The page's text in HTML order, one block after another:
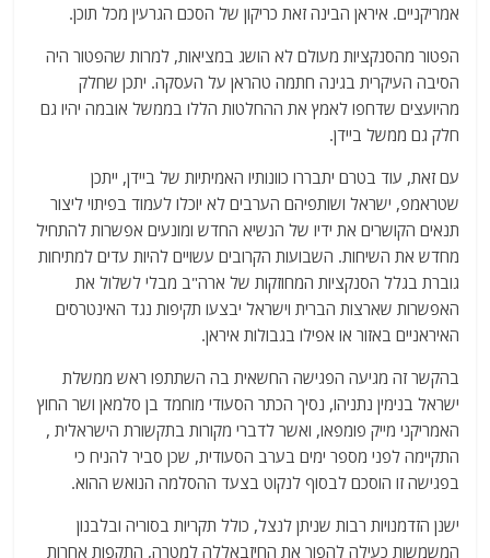
אמריקניים. איראן הבינה זאת כריקון של הסכם הגרעין מכל תוכן.
הפטור מהסנקציות מעולם לא הושג במציאות, למרות שהפטור היה
הסיבה העיקרית בגינה חתמה טהראן על העסקה. יתכן שחלק
מהיועצים שדחפו לאמץ את ההחלטות הללו בממשל אובמה יהיו גם
חלק גם ממשל ביידן.
עם זאת, עוד בטרם יתבררו כוונותיו האמיתיות של ביידן, ייתכן
שטראמפ, ישראל ושותפיהם הערבים לא יוכלו לעמוד בפיתוי ליצור
תנאים הקושרים את ידיו של הנשיא החדש ומונעים אפשרות להתחיל
מחדש את השיחות. השבועות הקרובים עשויים להיות עדים למתיחות
גוברת בגלל הסנקציות המחוזקות של ארה"ב מבלי לשלול את
האפשרות שארצות הברית וישראל יבצעו תקיפות נגד האינטרסים
האיראניים באזור או אפילו בגבולות איראן.
בהקשר זה מגיעה הפגישה החשאית בה השתתפו ראש ממשלת
ישראל בנימין נתניהו, נסיך הכתר הסעודי מוחמד בן סלמאן ושר החוץ
האמריקני מייק פומפאו, ואשר לדברי מקורות בתקשורת הישראלית ,
התקיימה לפני מספר ימים בערב הסעודית, שכן סביר להניח כי
בפגישה זו הוסכם לבסוף לנקוט בצעד ההסלמה הנואש ההוא.
ישנן הזדמנויות רבות שניתן לנצל, כולל תקריות בסוריה ובלבנון
המשמשות כעילה להפוך את החיזבאללה למטרה, התקפות אחרות